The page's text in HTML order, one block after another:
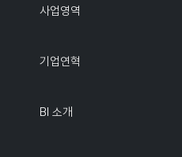
사업영역
기업연혁
BI 소개